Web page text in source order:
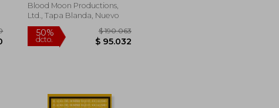
Blood Moon Productions,
Ltd., Tapa Blanda, Nuevo